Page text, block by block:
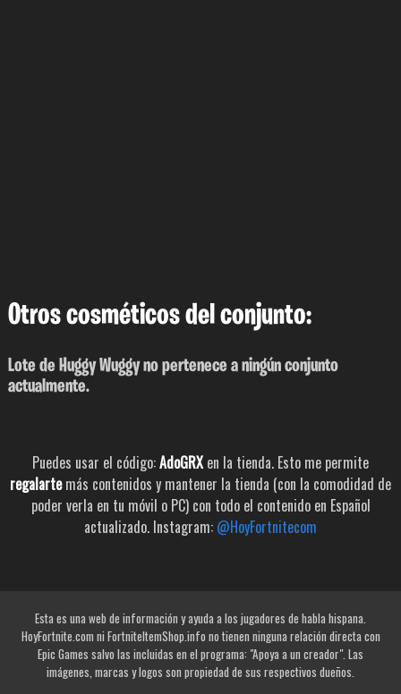
Otros cosméticos del conjunto:
Lote de Huggy Wuggy no pertenece a ningún conjunto
actualmente.
Puedes usar el código:AdoGRXen la tienda. Esto me permite
regalartemás contenidos y mantener la tienda (con la comodidad de
poder verla en tu móvil o PC) con todo el contenido en Español
actualizado. Instagram: @HoyFortnitecom
Esta es una web de información y ayuda a los jugadores de habla hispana.
HoyFortnite.com ni FortniteItemShop.info no tienen ninguna relación directa con
Epic Games salvo las incluidas en el programa: "Apoya a un creador". Las
imágenes, marcas y logos son propiedad de sus respectivos dueños.